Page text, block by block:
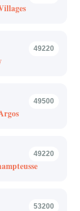
49220
49500
49220
53200